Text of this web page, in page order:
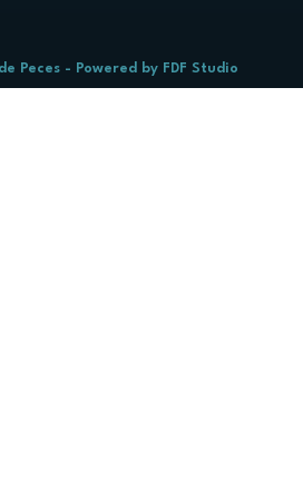
Peces - Powered by FDF Studio